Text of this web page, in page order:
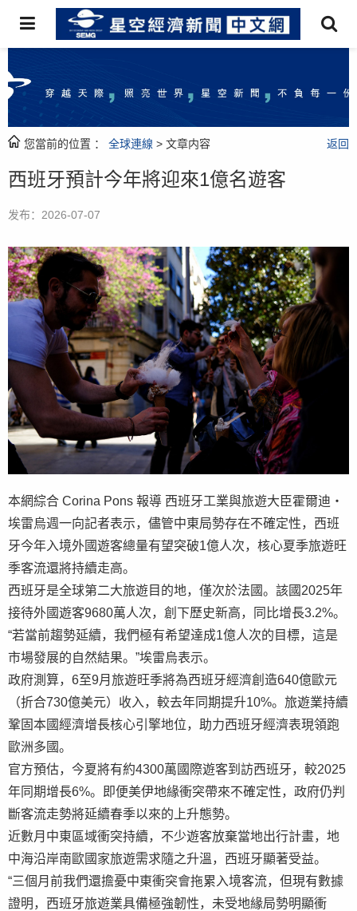
您當前的位置 ： 全球連線 > 文章内容 返回
西班牙預計今年將迎來1億名遊客
发布：2026-07-07
本網綜合 Corina Pons 報導 西班牙工業與旅遊大臣霍爾迪・
埃雷烏週一向記者表示，儘管中東局勢存在不確定性，西班
牙今年入境外國遊客總量有望突破1億人次，核心夏季旅遊旺
季客流還將持續走高。
西班牙是全球第二大旅遊目的地，僅次於法國。該國2025年
接待外國遊客9680萬人次，創下歷史新高，同比增長3.2%。
“若當前趨勢延續，我們極有希望達成1億人次的目標，這是
市場發展的自然結果。”埃雷烏表示。
政府測算，6至9月旅遊旺季將為西班牙經濟創造640億歐元
（折合730億美元）收入，較去年同期提升10%。旅遊業持續
鞏固本國經濟增長核心引擎地位，助力西班牙經濟表現領跑
歐洲多國。
官方預估，今夏將有約4300萬國際遊客到訪西班牙，較2025
年同期增長6%。即便美伊地緣衝突帶來不確定性，政府仍判
斷客流走勢將延續春季以來的上升態勢。
近數月中東區域衝突持續，不少遊客放棄當地出行計畫，地
中海沿岸南歐國家旅遊需求隨之升溫，西班牙顯著受益。
“三個月前我們還擔憂中東衝突會拖累入境客流，但現有數據
證明，西班牙旅遊業具備極強韌性，未受地緣局勢明顯衝